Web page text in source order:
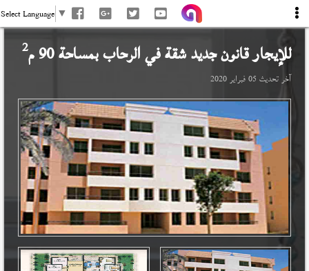
Select Language ▼
للإيجار قانون جديد شقة فيالرحاببمساحة 90 م 2
آخر تحديث 05 فبراير 2020